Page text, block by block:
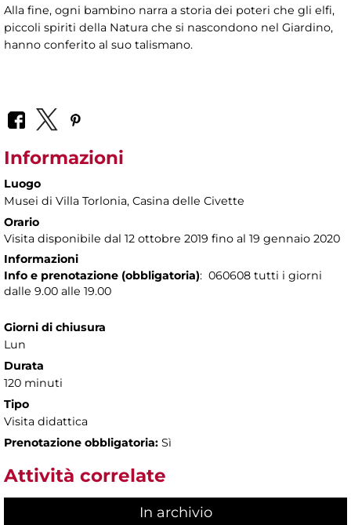
Alla fine, ogni bambino narra a storia dei poteri che gli elfi,
piccoli spiriti della Natura che si nascondono nel Giardino,
hanno conferito al suo talismano.
Informazioni
Luogo
Musei di Villa Torlonia, Casina delle Civette
Orario
Visita disponibile dal 12 ottobre 2019 fino al 19 gennaio 2020
Informazioni
Info e prenotazione (obbligatoria): 060608 tutti i giorni
dalle 9.00 alle 19.00
Giorni di chiusura
Lun
Durata
120 minuti
Tipo
Visita didattica
Prenotazione obbligatoria: Sì
Attività correlate
In archivio